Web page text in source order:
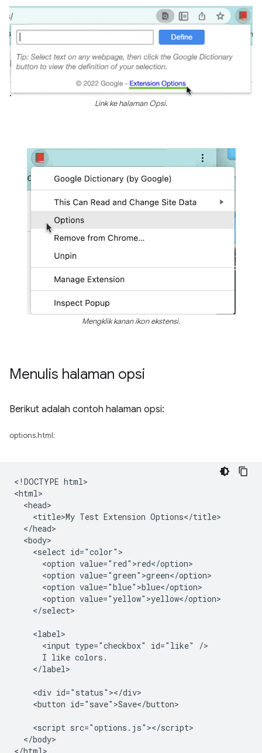
Link ke halaman Opsi.
Mengklik kanan ikon ekstensi.
Menulis halaman opsi
Berikut adalah contoh halaman opsi:
options.html:
<!DOCTYPE html>
<html>
  <head>
    <title>My Test Extension Options</title>
  </head>
  <body>
    <select id="color">
      <option value="red">red</option>
      <option value="green">green</option>
      <option value="blue">blue</option>
      <option value="yellow">yellow</option>
    </select>
    <label>
      <input type="checkbox" id="like" />
      I like colors.
    </label>
    <div id="status"></div>
    <button id="save">Save</button>
    <script src="options.js"></script>
  </body>